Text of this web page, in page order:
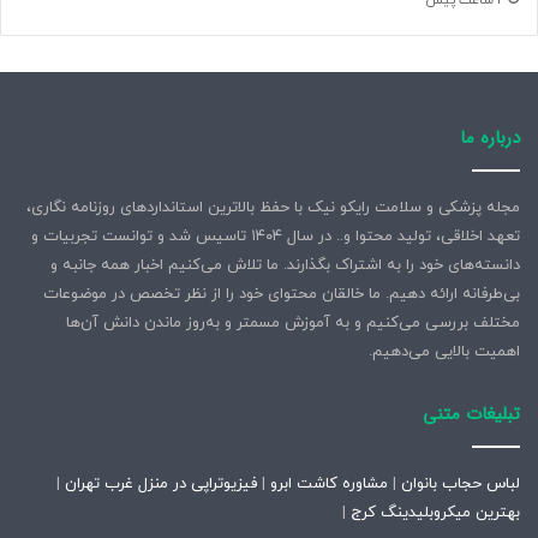
سه ساعت واژه‌گردی رهبر شهید در سی‌وپنجمین نمایشگاه
بین‌المللی کتاب بود. ایشان پس از گشت‌وگذار در میان قفسه‌ها و
گفتگوی نزدیک با نویسندگان و غرفه‌داران درباره وضعیت بازار، در
مصاحبه‌ای انگیزه اصلی خود را در درجه اول میل و علاقه شخصی
به کتاب و در درجه دوم، زمینه‌سازی برای ترویج کتابخوانی
برشمردند و بار دیگر بر موضع مبنایی خود پای فشردند که هیچ
نقطه ثقل سخنان رهبر شهید در این دوره از نمایشگاه، صورت‌بندی
رابطه میان فناوری‌های نوین و مطالعه بود. ایشان با هشدار درباره
آسیب‌های فضای مجازی خاطرنشان کردند که این فضا نباید جای
درباره ما
مجله پزشکی و سلامت رایکو نیک با حفظ بالاترین استانداردهای روزنامه نگاری،
تعهد اخلاقی، تولید محتوا و.. در سال ۱۴۰۴ تاسیس شد و توانست تجربیات و
دانسته‌های خود را به اشتراک بگذارند. ما تلاش می‌کنیم اخبار همه جانبه و
بی‌طرفانه ارائه دهیم. ما خالقان محتوای خود را از نظر تخصص در موضوعات
مختلف بررسی می‌کنیم و به آموزش مسمتر و به‌روز ماندن دانش آن‌ها
اهمیت بالایی می‌دهیم.
تبلیغات متنی
لباس حجاب بانوان | مشاوره کاشت ابرو | فیزیوتراپی در منزل غرب تهران |
بهترین میکروبلیدینگ کرج |